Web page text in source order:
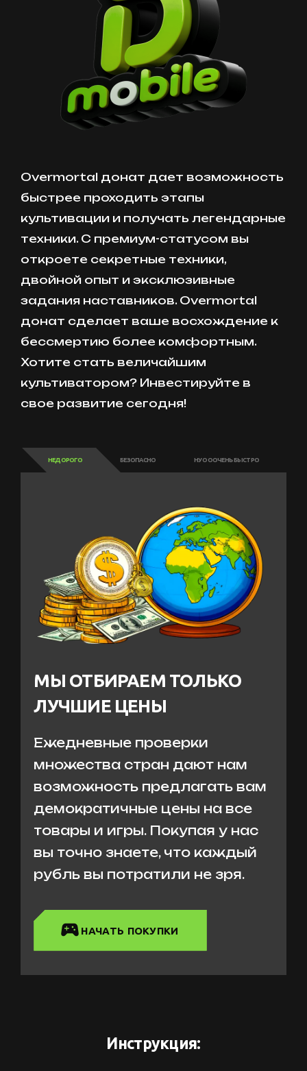
Overmortal донат дает возможность
быстрее проходить этапы
культивации и получать легендарные
техники. С премиум-статусом вы
откроете секретные техники,
двойной опыт и эксклюзивные
задания наставников. Overmortal
донат сделает ваше восхождение к
бессмертию более комфортным.
Хотите стать величайшим
культиватором? Инвестируйте в
свое развитие сегодня!
НЕДОРОГО БЕЗОПАСНО НУ ОООЧЕНЬ БЫСТРО
МЫ ОТБИРАЕМ ТОЛЬКО
ЛУЧШИЕ ЦЕНЫ
Ежедневные проверки
множества стран дают нам
возможность предлагать вам
демократичные цены на все
товары и игры. Покупая у нас
вы точно знаете, что каждый
рубль вы потратили не зря.
НАЧАТЬ ПОКУПКИ
Инструкция: